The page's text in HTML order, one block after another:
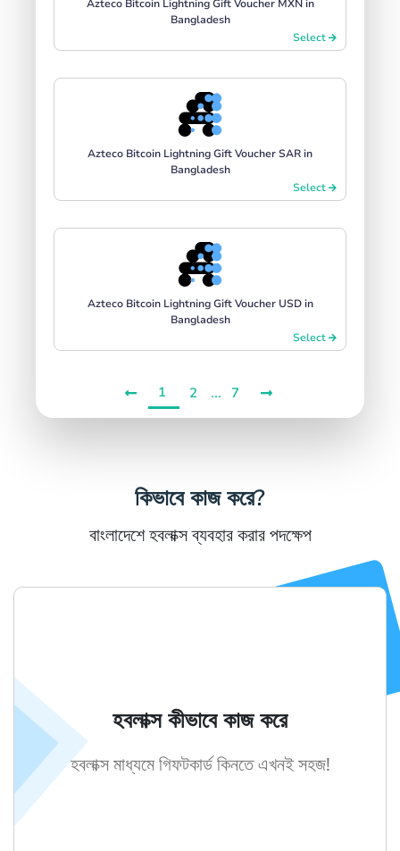
Azteco Bitcoin Lightning Gift Voucher MXN in
Bangladesh
Select
Azteco Bitcoin Lightning Gift Voucher SAR in
Bangladesh
Select
Azteco Bitcoin Lightning Gift Voucher USD in
Bangladesh
Select
1 2 ... 7
কিভাবে কাজ করে?
বাংলাদেশে হবলাক্স ব্যবহার করার পদক্ষেপ
হবলাক্স কীভাবে কাজ করে
হবলাক্স মাধ্যমে গিফটকার্ড কিনতে এখনই সহজ!